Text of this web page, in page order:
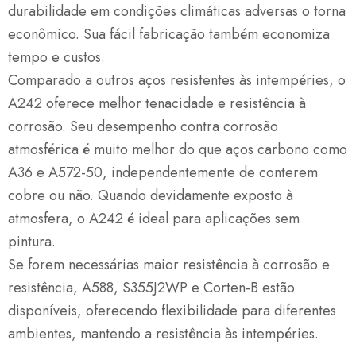
durabilidade em condições climáticas adversas o torna
econômico. Sua fácil fabricação também economiza
tempo e custos.
Comparado a outros aços resistentes às intempéries, o
A242 oferece melhor tenacidade e resistência à
corrosão. Seu desempenho contra corrosão
atmosférica é muito melhor do que aços carbono como
A36 e A572-50, independentemente de conterem
cobre ou não. Quando devidamente exposto à
atmosfera, o A242 é ideal para aplicações sem
pintura.
Se forem necessárias maior resistência à corrosão e
resistência, A588, S355J2WP e Corten-B estão
disponíveis, oferecendo flexibilidade para diferentes
ambientes, mantendo a resistência às intempéries.